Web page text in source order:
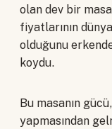
olan dev bir
fiyatlarının
olduğunu
koydu.
Bu masanın
yapmasından